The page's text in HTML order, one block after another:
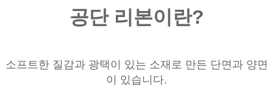
공단 리본이란?
소프트한 질감과 광택이 있는 소재로 만든 단면과 양면
이 있습니다.